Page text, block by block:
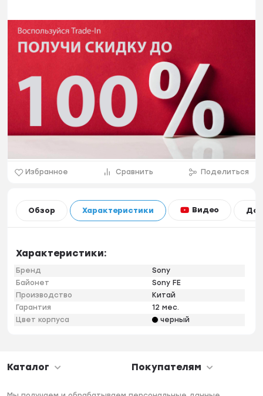
Избранное Сравнить Поделиться
Обзор Характеристики Видео
Характеристики:
Бренд
Sony
Байонет
Sony FE
Производство
Китай
Гарантия
12 мес.
Цвет корпуса
черный
Каталог Покупателям